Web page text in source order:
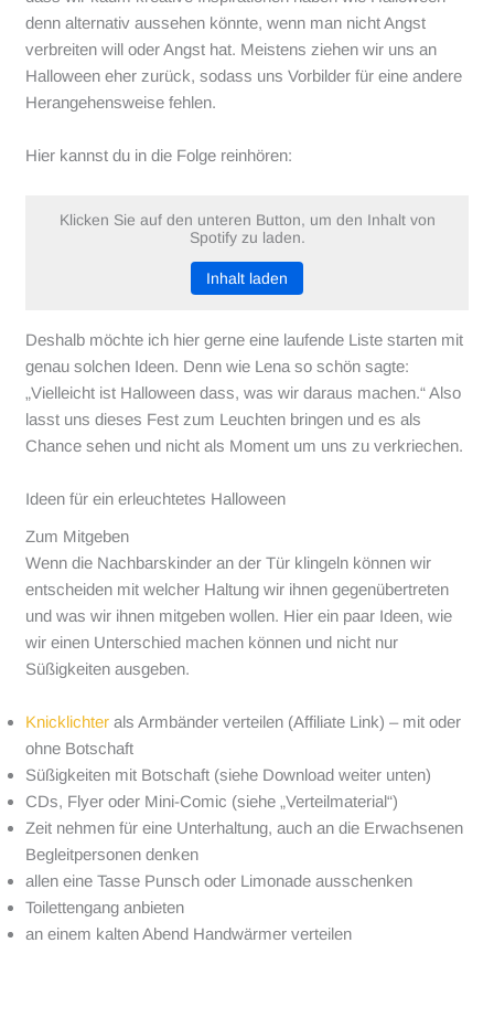
denn alternativ aussehen könnte, wenn man nicht Angst
verbreiten will oder Angst hat. Meistens ziehen wir uns an
Halloween eher zurück, sodass uns Vorbilder für eine andere
Herangehensweise fehlen.
Hier kannst du in die Folge reinhören:
Klicken Sie auf den unteren Button, um den Inhalt von
Spotify zu laden.
Inhalt laden
Deshalb möchte ich hier gerne eine laufende Liste starten mit
genau solchen Ideen. Denn wie Lena so schön sagte:
„Vielleicht ist Halloween dass, was wir daraus machen.“ Also
lasst uns dieses Fest zum Leuchten bringen und es als
Chance sehen und nicht als Moment um uns zu verkriechen.
Ideen für ein erleuchtetes Halloween
Zum Mitgeben
Wenn die Nachbarskinder an der Tür klingeln können wir
entscheiden mit welcher Haltung wir ihnen gegenübertreten
und was wir ihnen mitgeben wollen. Hier ein paar Ideen, wie
wir einen Unterschied machen können und nicht nur
Süßigkeiten ausgeben.
Knicklichter als Armbänder verteilen (Affiliate Link) – mit oder
ohne Botschaft
Süßigkeiten mit Botschaft (siehe Download weiter unten)
CDs, Flyer oder Mini-Comic (siehe „Verteilmaterial“)
Zeit nehmen für eine Unterhaltung, auch an die Erwachsenen
Begleitpersonen denken
allen eine Tasse Punsch oder Limonade ausschenken
Toilettengang anbieten
an einem kalten Abend Handwärmer verteilen